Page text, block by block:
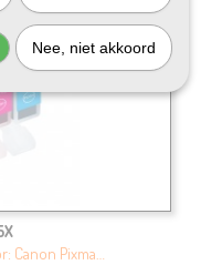
Pixma…
Nee, niet akkoord